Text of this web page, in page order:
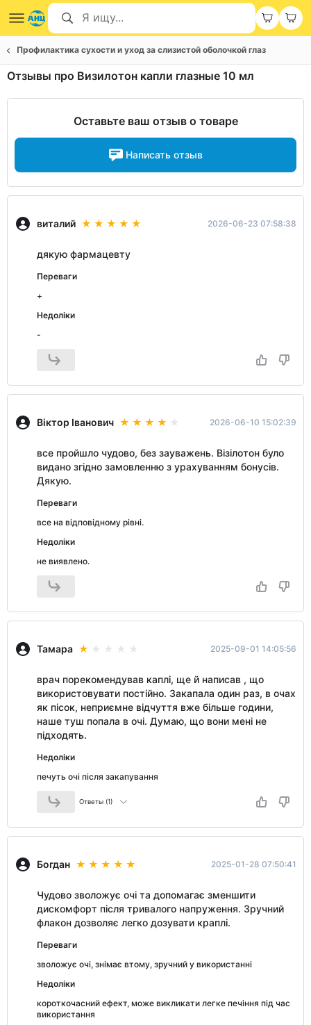
Профилактика сухости и уход за слизистой оболочкой глаз
Отзывы про Визилотон капли глазные 10 мл
Оставьте ваш отзыв о товаре
Написать отзыв
виталий 2026-06-23 07:58:38
дякую фармацевту
Переваги
+
Недоліки
-
Віктор Іванович 2026-06-10 15:02:39
все пройшло чудово, без зауважень. Візілотон було
видано згідно замовленню з урахуванням бонусів.
Дякую.
Переваги
все на відповідному рівні.
Недоліки
не виявлено.
Тамара 2025-09-01 14:05:56
врач порекомендував каплі, ще й написав , що
використовувати постійно. Закапала один раз, в очах
як пісок, неприємне відчуття вже більше години,
наше туш попала в очі. Думаю, що вони мені не
підходять.
Недоліки
печуть очі після закапування
Ответы (1)
Богдан 2025-01-28 07:50:41
Чудово зволожує очі та допомагає зменшити
дискомфорт після тривалого напруження. Зручний
флакон дозволяє легко дозувати краплі.
Переваги
зволожує очі, знімає втому, зручний у використанні
Недоліки
короткочасний ефект, може викликати легке печіння під час
використання